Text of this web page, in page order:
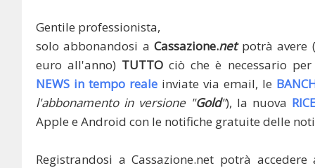
Gentile professionista,
solo abbonandosi aCassazione.netpotrà avere
euro all'anno) TUTTO ciò che è necessario
NEWS in tempo reale inviate via email, le
l'abbonamento in versione "Gold"), la nuova
Apple e Android con le notifiche gratuite delle
Registrandosi a Cassazione.net potrà